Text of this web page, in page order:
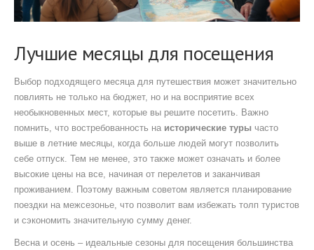
Лучшие месяцы для посещения
Выбор подходящего месяца для путешествия может значительно
повлиять не только на бюджет, но и на восприятие всех
необыкновенных мест, которые вы решите посетить. Важно
помнить, что востребованность на исторические туры часто
выше в летние месяцы, когда больше людей могут позволить
себе отпуск. Тем не менее, это также может означать и более
высокие цены на все, начиная от перелетов и заканчивая
проживанием. Поэтому важным советом является планирование
поездки на межсезонье, что позволит вам избежать толп туристов
и сэкономить значительную сумму денег.
Весна и осень – идеальные сезоны для посещения большинства